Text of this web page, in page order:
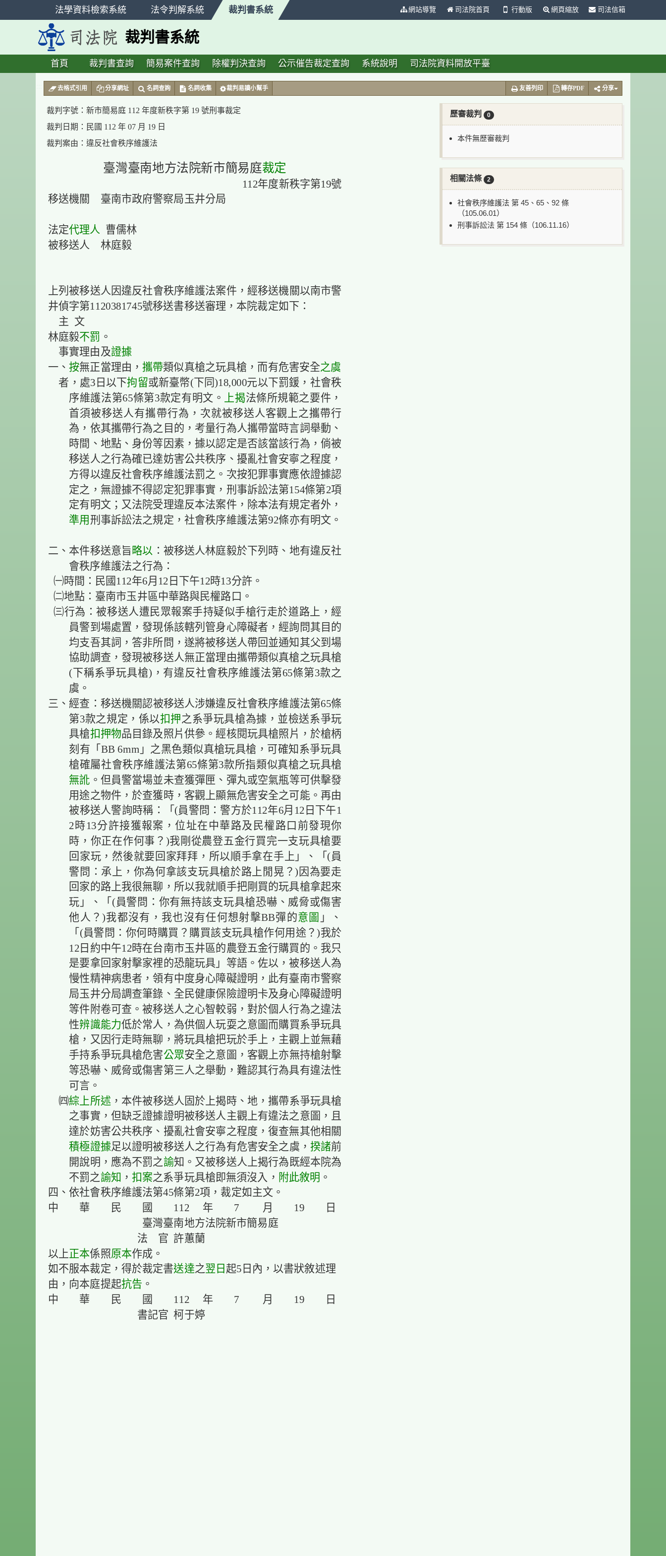
法學資料檢索系統 法令判解系統 裁判書系統 網站導覽 司法院首頁 行動版 網頁縮放 司法信箱
裁判書系統
首頁 裁判書查詢 簡易案件查詢 除權判決查詢 公示催告裁定查詢 系統說明 司法院資料開放平臺
去格式引用 分享網址 名詞查詢 名詞收集 裁判易讀小幫手 友善列印 轉存PDF 分享
裁判字號： 新市簡易庭 112 年度新秩字第 19 號刑事裁定
裁判日期： 民國 112 年 07 月 19 日
裁判案由： 違反社會秩序維護法
臺灣臺南地方法院新市簡易庭裁定
112年度新秩字第19號
移送機關 臺南市政府警察局玉井分局
法定代理人 曹儒林
被移送人 林庭毅
上列被移送人因違反社會秩序維護法案件，經移送機關以南市警
井偵字第1120381745號移送書移送審理，本院裁定如下：
主 文
林庭毅不罰 。
事實理由及證據
一、按無正當理由，攜帶類似真槍之玩具槍，而有危害安全之虞
者，處3日以下拘留或新臺幣(下同)18,000元以下罰鍰，社會秩
序維護法第65條第3款定有明文。
上揭法條所規範之要件，
首須被移送人有攜帶行為，次就被移送人客觀上之攜帶行
為，依其攜帶行為之目的，考量行為人攜帶當時言詞舉動、
時間、地點、身份等因素，據以認定是否該當該行為，倘被
移送人之行為確已達妨害公共秩序、擾亂社會安寧之程度，
方得以違反社會秩序維護法罰之。次按犯罪事實應依證據認
定之，無證據不得認定犯罪事實，刑事訴訟法第154條第2項
定有明文；又法院受理違反本法案件，除本法有規定者外，
準用 刑事訴訟法之規定，社會秩序維護法第92條亦有明文。
二、本件移送意旨略以 ：被移送人林庭毅於下列時、地有違反社
會秩序維護法之行為：
㈠時間：民國112年6月12日下午12時13分許。
㈡地點：臺南市玉井區中華路與民權路口。
㈢行為：被移送人遭民眾報案手持疑似手槍行走於道路上，經
員警到場處置，發現係該轄列管身心障礙者，經詢問其目的
均支吾其詞，答非所問，遂將被移送人帶回並通知其父到場
協助調查，發現被移送人無正當理由攜帶類似真槍之玩具槍
(下稱系爭玩具槍)，有違反社會秩序維護法第65條第3款之
虞。
三、經查：移送機關認被移送人涉嫌違反社會秩序維護法第65條
第3款之規定，係以扣押之系爭玩具槍為據，並檢送系爭玩
具槍扣押物品目錄及照片供參。經核閱玩具槍照片，於槍柄
刻有「BB 6mm」之黑色類似真槍玩具槍，可確知系爭玩具
槍確屬社會秩序維護法第65條第3款所指類似真槍之玩具槍
無訛 。但員警當場並未查獲彈匣、彈丸或空氣瓶等可供擊發
用途之物件，於查獲時，客觀上顯無危害安全之可能。再由
被移送人警詢時稱：「(員警問：警方於112年6月12日下午1
2時13分許接獲報案，位址在中華路及民權路口前發現你
時，你正在作何事？)我剛從農登五金行買完一支玩具槍要
回家玩，然後就要回家拜拜，所以順手拿在手上」、「(員
警問：承上，你為何拿該支玩具槍於路上閒晃？)因為要走
回家的路上我很無聊，所以我就順手把剛買的玩具槍拿起來
玩」、「(員警問：你有無持該支玩具槍恐嚇、威脅或傷害
他人？)我都沒有，我也沒有任何想射擊BB彈的意圖 」、
「(員警問：你何時購買？購買該支玩具槍作何用途？)我於
12日約中午12時在台南市玉井區的農登五金行購買的。我只
是要拿回家射擊家裡的恐龍玩具」等語。佐以，被移送人為
慢性精神病患者，領有中度身心障礙證明，此有臺南市警察
局玉井分局調查筆錄、全民健康保險證明卡及身心障礙證明
等件附卷可查。被移送人之心智較弱，對於個人行為之違法
性辨識能力低於常人，為供個人玩耍之意圖而購買系爭玩具
槍，又因行走時無聊，將玩具槍把玩於手上，主觀上並無藉
手持系爭玩具槍危害公眾安全之意圖，客觀上亦無持槍射擊
等恐嚇、威脅或傷害第三人之舉動，難認其行為具有違法性
可言。
㈣綜上所述，本件被移送人固於上揭時、地，攜帶系爭玩具槍
之事實，但缺乏證據證明被移送人主觀上有違法之意圖，且
達於妨害公共秩序、擾亂社會安寧之程度，復查無其他相關
積極證據足以證明被移送人之行為有危害安全之虞， 揆諸前
開說明，應為不罰之諭知。又被移送人上揭行為既經本院為
不罰之諭知 ， 扣案之系爭玩具槍即無須沒入， 附此敘明 。
四、依社會秩序維護法第45條第2項，裁定如主文。
中 華 民 國 112 年 7 月 19 日
臺灣臺南地方法院新市簡易庭
法 官許蕙蘭
以上正本係照原本作成。
如不服本裁定，得於裁定書送達之翌日 起5日內，以書狀敘述理
由，向本庭提起抗告 。
中 華 民 國 112 年 7 月 19 日
書記官 柯于婷
歷審裁判 0
本件無歷審裁判
相關法條 2
社會秩序維護法 第 45、65、92 條
（105.06.01）
刑事訴訟法 第 154 條（106.11.16）